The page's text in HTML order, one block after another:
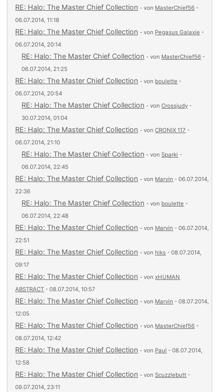
RE: Halo: The Master Chief Collection - von MasterChief56 -
06.07.2014, 11:18
RE: Halo: The Master Chief Collection - von Pegasus Galaxie -
06.07.2014, 20:14
RE: Halo: The Master Chief Collection - von MasterChief56 -
06.07.2014, 21:25
RE: Halo: The Master Chief Collection - von boulette -
06.07.2014, 20:54
RE: Halo: The Master Chief Collection - vonCrossjudy -
30.07.2014, 01:04
RE: Halo: The Master Chief Collection - vonCRONIX 117 -
06.07.2014, 21:10
RE: Halo: The Master Chief Collection - vonSparki -
06.07.2014, 22:45
RE: Halo: The Master Chief Collection - von Marvin - 06.07.2014,
22:36
RE: Halo: The Master Chief Collection - von boulette -
06.07.2014, 22:48
RE: Halo: The Master Chief Collection - von Marvin - 06.07.2014,
22:51
RE: Halo: The Master Chief Collection - von hiks - 08.07.2014,
09:17
RE: Halo: The Master Chief Collection - vonxHUMAN
ABSTRACT - 08.07.2014, 10:57
RE: Halo: The Master Chief Collection - von Marvin - 08.07.2014,
12:05
RE: Halo: The Master Chief Collection - von MasterChief56 -
08.07.2014, 12:42
RE: Halo: The Master Chief Collection - von Paul - 08.07.2014,
12:58
RE: Halo: The Master Chief Collection - vonScuzzlebutt -
09.07.2014, 23:11